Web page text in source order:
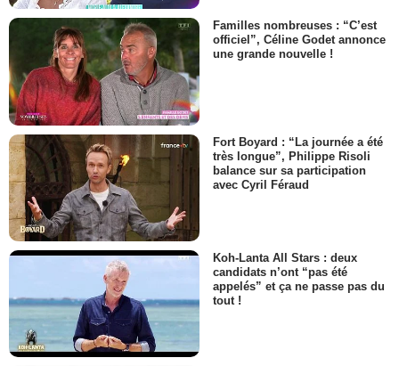
Familles nombreuses : “C’est
officiel”, Céline Godet annonce
une grande nouvelle !
Fort Boyard : “La journée a été
très longue”, Philippe Risoli
balance sur sa participation
avec Cyril Féraud
Koh-Lanta All Stars : deux
candidats n’ont “pas été
appelés” et ça ne passe pas du
tout !